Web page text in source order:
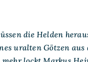
die Helden
uralten Götzen aus